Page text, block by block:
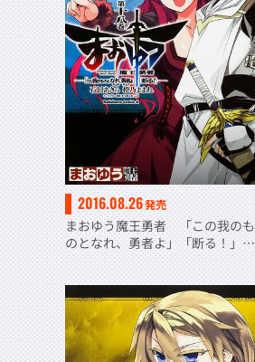
2016.08.26発売
まおゆう魔王勇者 「この我のも
のとなれ、勇者よ」「断る！」